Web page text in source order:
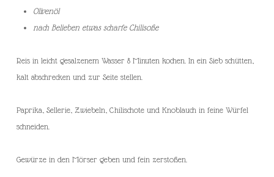
Olivenöl
nach Belieben etwas scharfe Chilisoße
Reis in leicht gesalzenem Wasser 8 Minuten kochen. In ein Sieb schütten,
kalt abschrecken und zur Seite stellen.
Paprika, Sellerie, Zwiebeln, Chilischote und Knoblauch in feine Würfel
schneiden.
Gewürze in den Mörser geben und fein zerstoßen.